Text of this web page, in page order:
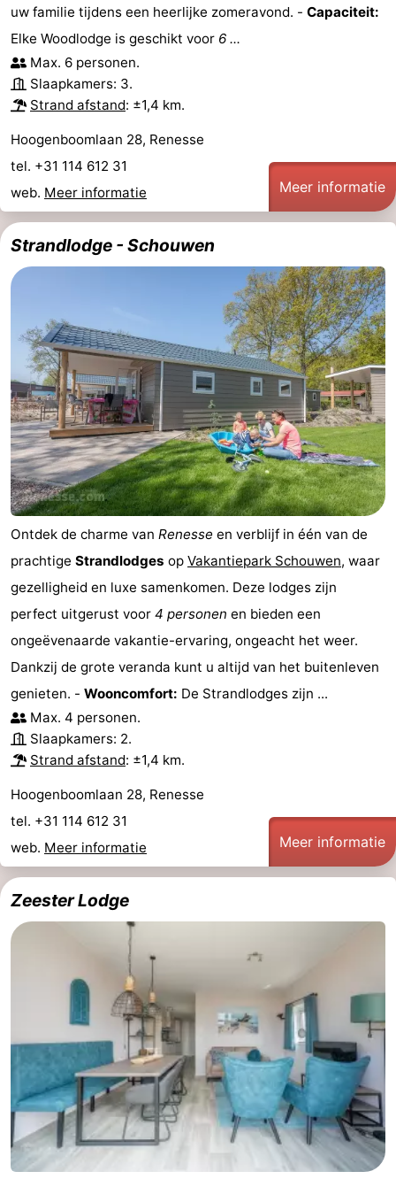
Zélande
Resort
Haamstede
-
Résidence
't
van
Haamstede
-
Schouwen
-
Valleien
Soeten
Haert
-
Wijde
Blick
-
Zeeland
Village
-
Zeeuwse
Kust
-
Zonnedorp
Hof
van
Haamstede
Last
minutes
Strand
Zien
&
doen
Bezienswaardigheden
-
Musea
-
Monumenten
-
Kerken
-
Molens
-
Uitkijkpunten
Attracties
-
Rondvaarten
Speeltuinen
-
Binnenspeeltuinen
-
Bowlen
-
&
Steden
Natuur
Rondleidingen
Sporten
-
uw familie tijdens een heerlijke zomeravond. - Capaciteit:
Elke Woodlodge is geschikt voor 6 ...
Max. 6 personen.
Slaapkamers: 3.
Strand afstand: ±1,4 km.
Hoogenboomlaan 28, Renesse
tel. +31 114 612 31
web. Meer informatie Meer informatie
Strandlodge - Schouwen
Ontdek de charme van Renesse en verblijf in één van de
prachtige Strandlodges op Vakantiepark Schouwen, waar
gezelligheid en luxe samenkomen. Deze lodges zijn
perfect uitgerust voor 4 personen en bieden een
ongeëvenaarde vakantie-ervaring, ongeacht het weer.
Dankzij de grote veranda kunt u altijd van het buitenleven
genieten. - Wooncomfort: De Strandlodges zijn ...
Max. 4 personen.
Slaapkamers: 2.
Strand afstand: ±1,4 km.
Hoogenboomlaan 28, Renesse
tel. +31 114 612 31
web. Meer informatie Meer informatie
Zeester Lodge